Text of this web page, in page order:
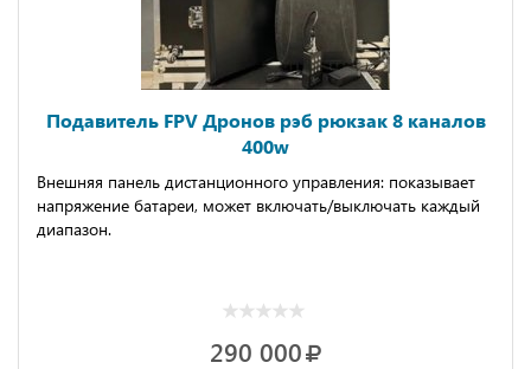
Подавитель FPV Дронов рэб рюкзак 8 каналов
400w
Внешняя панель дистанционного управления: показывает
напряжение батареи, может включать/выключать каждый
диапазон.
290 000